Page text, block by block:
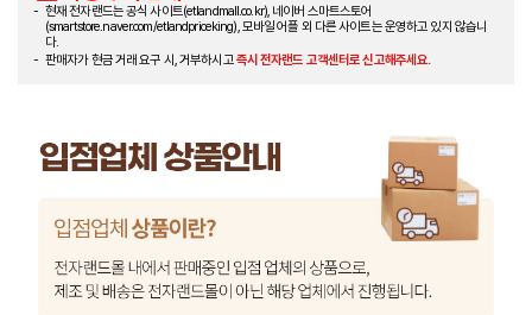
현재 전자랜드는 공식 사이트(etlandmall.co.kr), 네이버 스마트스토어
(smartstore.naver.com/etlandpriceking), 모바일 어플 외 다른 사이트는 운영하고 있지 않습니
다.
판매자가 현금 거래 요구 시, 거부하시고즉시 전자랜드 고객센터로 신고해주세요.